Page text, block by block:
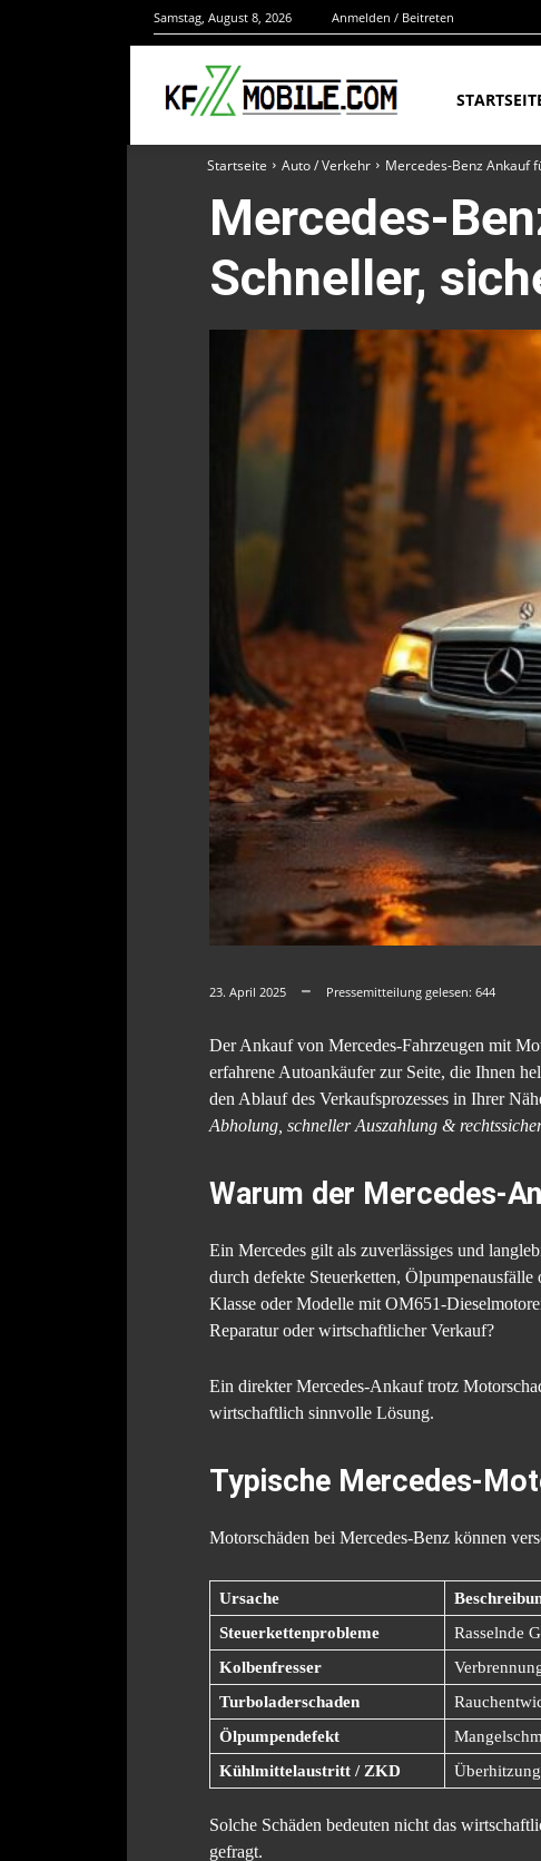
Samstag, August 8, 2026 Anmelden / Beitreten
Startseite Auto / Verkehr Mercedes-Benz Ankauf
Mercedes-
Schneller,
23. April 2025 Pressemitteilung gelesen: 644
Der Ankauf von Mercedes-Fahrzeugen mit
erfahrene Autoankäufer zur Seite, die Ihnen
den Ablauf des Verkaufsprozesses in Ihrer
Abholung, schneller Auszahlung &
Warum der Mercedes-
Ein Mercedes gilt als zuverlässiges und
durch defekte Steuerketten,
Klasse oder Modelle mit OM651-
Reparatur oder wirtschaftlicher Verkauf?
Ein direkter Mercedes-Ankauf trotz
wirtschaftlich sinnvolle Lösung.
Typische Mercedes-
Motorschäden bei Mercedes-Benz können
Ursache
Steuerkettenprobleme
Rasselnde
Kolbenfresser
Turboladerschaden
Ölpumpendefekt
Kühlmittelaustritt / ZKD
Solche Schäden bedeuten nicht das
gefragt.